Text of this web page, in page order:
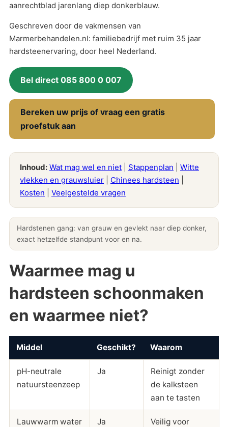
aanrechtblad jarenlang diep donkerblauw.
Geschreven door de vakmensen van
Marmerbehandelen.nl: familiebedrijf met ruim 35 jaar
hardsteenervaring, door heel Nederland.
Bel direct 085 800 0 007
Bereken uw prijs of vraag een gratis
proefstuk aan
Inhoud: Wat mag wel en niet Stappenplan
Witte
vlekken en grauwsluier
Chinees hardsteen
Kosten
Veelgestelde vragen
Hardstenen gang: van grauw en gevlekt naar diep donker,
exact hetzelfde standpunt voor en na.
Waarmee mag u
hardsteen schoonmaken
en waarmee niet?
Middel Geschikt? Waarom
pH-neutrale
natuursteenzeep
Ja
Reinigt zonder
de kalksteen
aan te tasten
Lauwwarm water
Ja
Veilig voor